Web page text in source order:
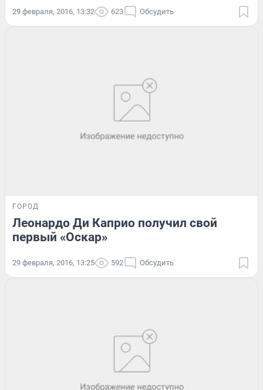
29 февраля, 2016, 13:32 623 Обсудить
ГОРОД
Леонардо Ди Каприо получил свой
первый «Оскар»
29 февраля, 2016, 13:25 592 Обсудить